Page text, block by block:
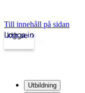
Till innehåll på sidan
kth.se
Logga in
Utbildning